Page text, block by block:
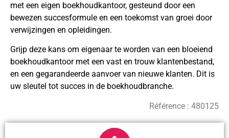
met een eigen boekhoudkantoor, gesteund door een
bewezen succesformule en een toekomst van groei door
verwijzingen en opleidingen.
Grijp deze kans om eigenaar te worden van een bloeiend
boekhoudkantoor met een vast en trouw klantenbestand,
en een gegarandeerde aanvoer van nieuwe klanten. Dit is
uw sleutel tot succes in de boekhoudbranche.
Référence : 480125